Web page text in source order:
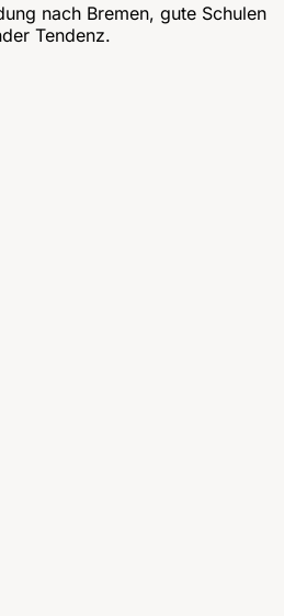
nach Bremen, gute Schulen
Tendenz.